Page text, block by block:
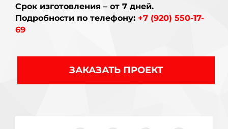
Срок изготовления – от 7 дней.
Подробности по телефону: +7 (920) 550-17-
69
ЗАКАЗАТЬ ПРОЕКТ